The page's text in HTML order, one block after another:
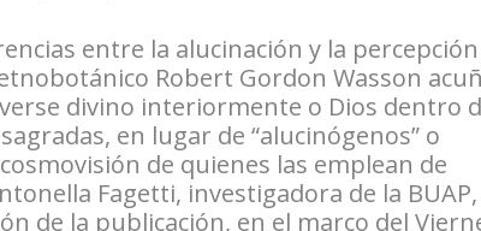
entre la alucinación y la percepción
Robert Gordon Wasson
divino interiormente o Dios dentro
en lugar de “alucinógenos” o
de quienes las emplean de
Fagetti, investigadora de la BUAP,
de la publicación, en el marco del